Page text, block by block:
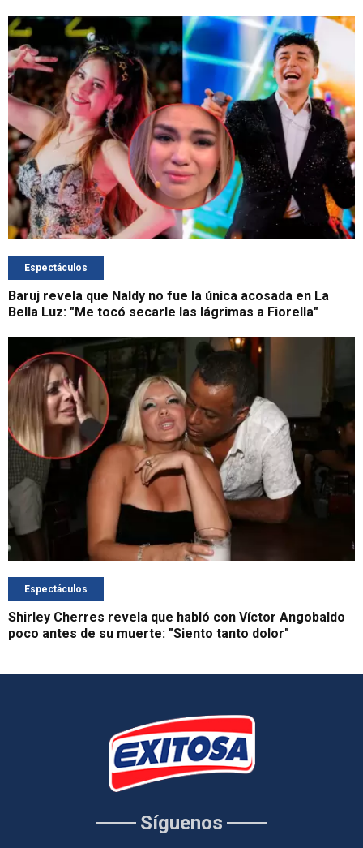
Espectáculos
Baruj revela que Naldy no fue la única acosada en La
Bella Luz: "Me tocó secarle las lágrimas a Fiorella"
Espectáculos
Shirley Cherres revela que habló con Víctor Angobaldo
poco antes de su muerte: "Siento tanto dolor"
Síguenos